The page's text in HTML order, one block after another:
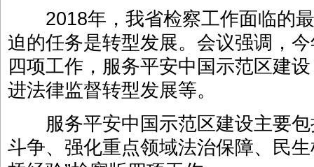
2018年，我省检察工作面临的最
迫的任务是转型发展。会议强调，
四项工作，服务平安中国示范区建
进法律监督转型发展等。
服务平安中国示范区建设主要包
斗争、强化重点领域法治保障、民